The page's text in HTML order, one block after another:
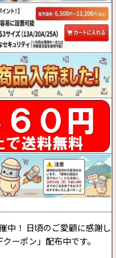
中！ 日頃のご愛顧に感謝し
ーポン」配布中です。